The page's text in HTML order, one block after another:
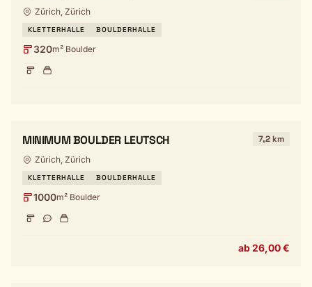
Zürich, Zürich
KLETTERHALLE BOULDERHALLE
320m² Boulder
MINIMUM BOULDER LEUTSCH 7,2 km
Zürich, Zürich
KLETTERHALLE BOULDERHALLE
1000m² Boulder
ab 26,00 €